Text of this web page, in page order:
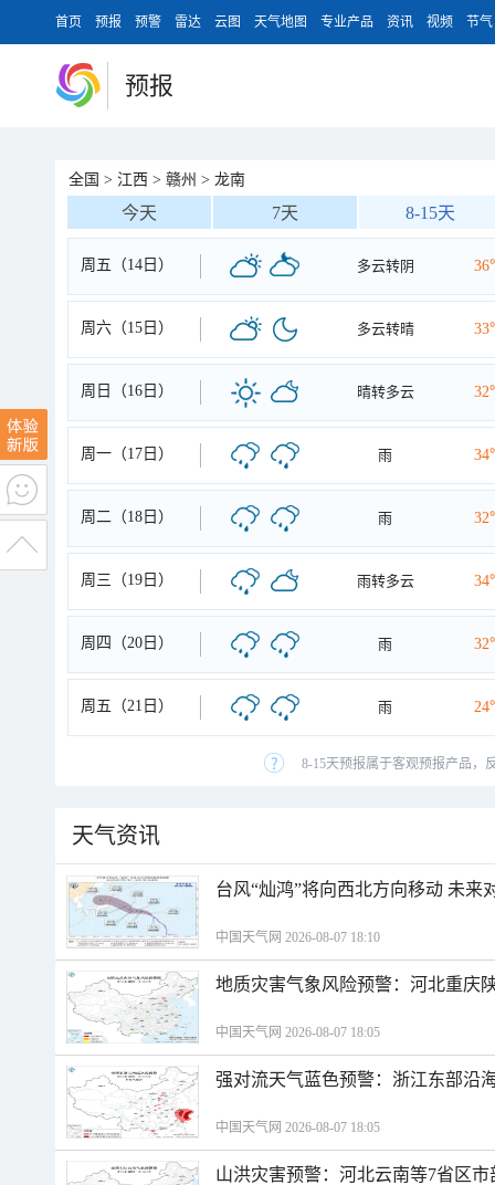
首页 预报 预警 雷达 云图 天气地图 专业产品 资讯 视频 节气
预报
全国 > 江西 > 赣州 > 龙南
今天 7天 8-15天
周五（14日） 多云转阴
周六（15日） 多云转晴
周日（16日） 晴转多云
周一（17日） 雨
周二（18日） 雨
周三（19日） 雨转多云
周四（20日） 雨
周五（21日） 雨
8-15天预报属于客观预报产品，
天气资讯
台风“灿鸿”将向西北方向移动 未来
中国天气网 2026-08-07 18:10
地质灾害气象风险预警：河北重庆
中国天气网 2026-08-07 18:05
强对流天气蓝色预警：浙江东部沿
中国天气网 2026-08-07 18:05
山洪灾害预警：河北云南等7省区